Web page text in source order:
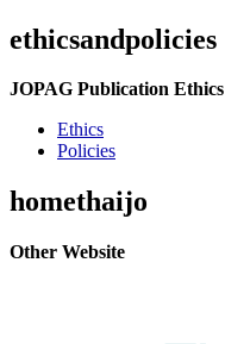
ethicsandpolicies
JOPAG Publication Ethics
Ethics
Policies
homethaijo
Other Website